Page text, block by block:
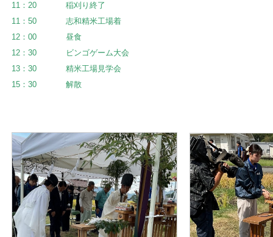
11：20 稲刈り終了
11：50 志和精米工場着
12：00 昼食
12：30 ビンゴゲーム大会
13：30 精米工場見学会
15：30 解散